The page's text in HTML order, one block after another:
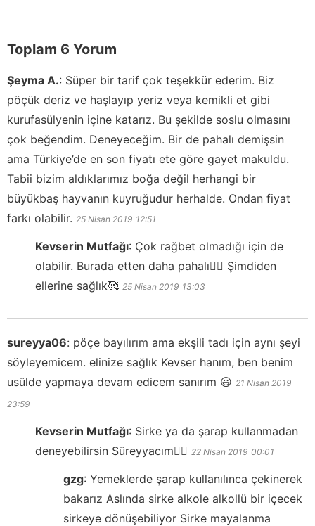
Toplam 6 Yorum
Şeyma A.: Süper bir tarif çok teşekkür ederim. Biz
pöçük deriz ve haşlayıp yeriz veya kemikli et gibi
kurufasülyenin içine katarız. Bu şekilde soslu olmasını
çok beğendim. Deneyeceğim. Bir de pahalı demişsin
ama Türkiye’de en son fiyatı ete göre gayet makuldu.
Tabii bizim aldıklarımız boğa değil herhangi bir
büyükbaş hayvanın kuyruğudur herhalde. Ondan fiyat
farkı olabilir. 25 Nisan 2019 12:51
Kevserin Mutfağı: Çok rağbet olmadığı için de
olabilir. Burada etten daha pahalı👍🏻 Şimdiden
ellerine sağlık🥰 25 Nisan 2019 13:03
sureyya06: pöçe bayılırım ama ekşili tadı için aynı şeyi
söyleyemicem. elinize sağlık Kevser hanım, ben benim
usülde yapmaya devam edicem sanırım 😃 21 Nisan 2019
23:59
Kevserin Mutfağı: Sirke ya da şarap kullanmadan
deneyebilirsin Süreyyacım👍🏻 22 Nisan 2019 00:01
gzg: Yemeklerde şarap kullanılınca çekinerek
bakarız Aslında sirke alkole alkollü bir içecek
sirkeye dönüşebiliyor Sirke mayalanma